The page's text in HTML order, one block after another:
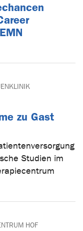
zu Gast
Studien im
HOF